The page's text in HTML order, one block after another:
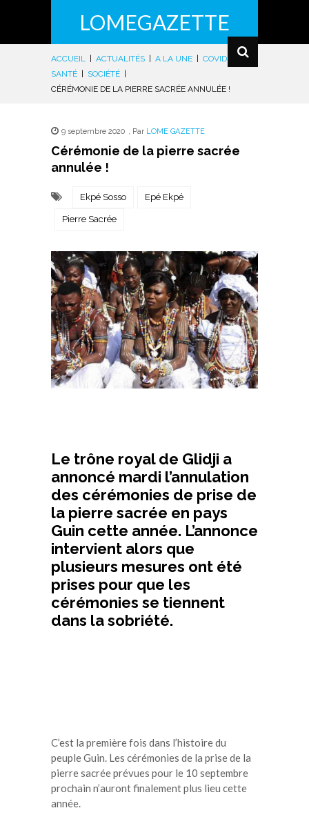
LOMEGAZETTE
ACCUEIL ACTUALITÉS A LA UNE COVID-19
|
SANTÉ
SOCIÉTÉ
CÉRÉMONIE DE LA PIERRE SACRÉE ANNULÉE !
9 septembre 2020 , Par LOME GAZETTE
Cérémonie de la pierre sacrée
annulée !
Ekpé Sosso Epé Ekpé
Pierre Sacrée
Le trône royal de Glidji a
annoncé mardi l’annulation
des cérémonies de prise de
la pierre sacrée en pays
Guin cette année. L’annonce
intervient alors que
plusieurs mesures ont été
prises pour que les
cérémonies se tiennent
dans la sobriété.
C’est la première fois dans l’histoire du
peuple Guin. Les cérémonies de la prise de la
pierre sacrée prévues pour le 10 septembre
prochain n’auront finalement plus lieu cette
année.